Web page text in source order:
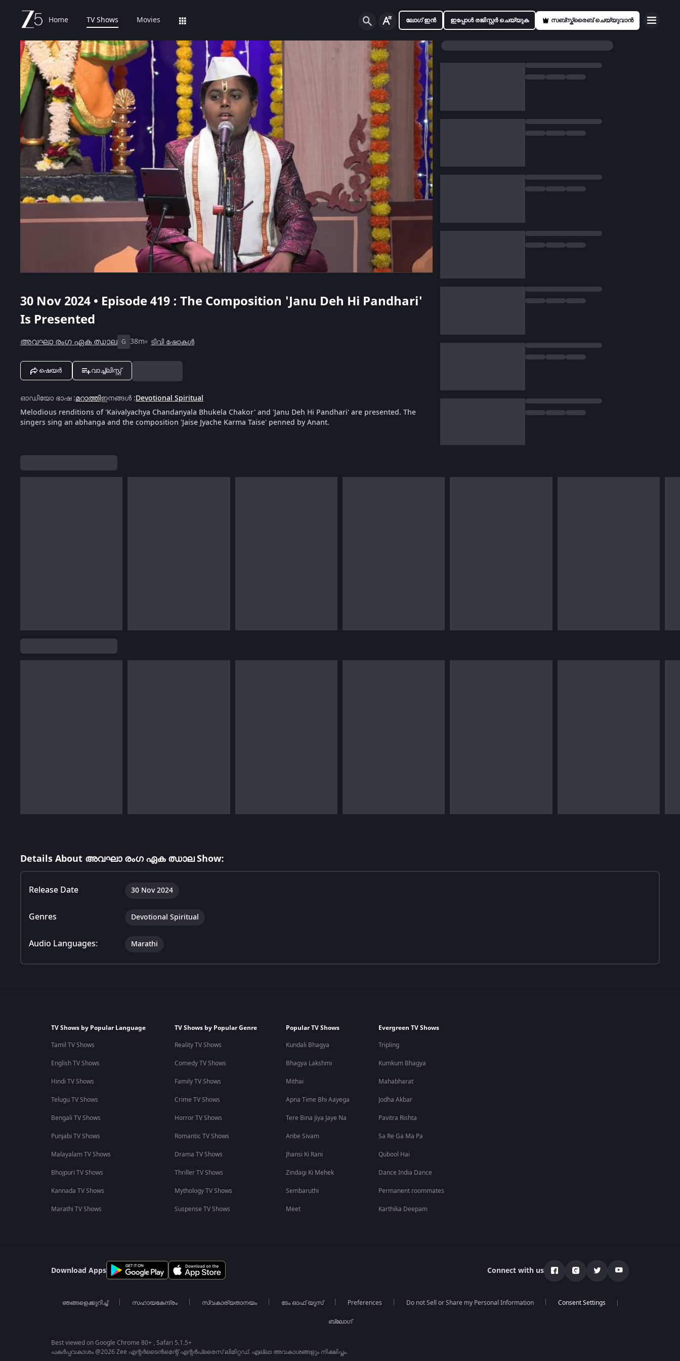
Home TV Shows Movies ലോഗ് ഇൻ ഇപ്പോൾ രജിസ്റ്റർ ചെയ്യുക സബ്സ്ക്രൈബ് ചെയ്യുവാൻ
30 Nov 2024 • Episode 419 : The Composition 'Janu Deh Hi Pandhari'
Is Presented
അവഘാ രംഗ ഏക ഝാല G 38m ടിവി ഷോകൾ
ഷെയർ വാച്ച്ലിസ്റ്റ്
ഓഡിയോ ഭാഷ:മറാത്തിഇനങ്ങൾ :Devotional Spiritual
Melodious renditions of 'Kaivalyachya Chandanyala Bhukela Chakor' and 'Janu Deh Hi Pandhari' are presented. The
singers sing an abhanga and the composition 'Jaise Jyache Karma Taise' penned by Anant.
Details About അവഘാ രംഗ ഏക ഝാല Show:
Release Date 30 Nov 2024
Genres Devotional Spiritual
Audio Languages: Marathi
TV Shows by Popular Language
Tamil TV Shows
English TV Shows
Hindi TV Shows
Telugu TV Shows
Bengali TV Shows
Punjabi TV Shows
Malayalam TV Shows
Bhojpuri TV Shows
Kannada TV Shows
Marathi TV Shows
TV Shows by Popular Genre
Reality TV Shows
Comedy TV Shows
Family TV Shows
Crime TV Shows
Horror TV Shows
Romantic TV Shows
Drama TV Shows
Thriller TV Shows
Mythology TV Shows
Suspense TV Shows
Popular TV Shows
Kundali Bhagya
Bhagya Lakshmi
Mithai
Apna Time Bhi Aayega
Tere Bina Jiya Jaye Na
Anbe Sivam
Jhansi Ki Rani
Zindagi Ki Mehek
Sembaruthi
Meet
Evergreen TV Shows
Tripling
Kumkum Bhagya
Mahabharat
Jodha Akbar
Pavitra Rishta
Sa Re Ga Ma Pa
Qubool Hai
Dance India Dance
Permanent roommates
Karthika Deepam
Download Apps Connect with us
ഞങ്ങളെക്കുറിച്ച് സഹായകേന്ദ്രം സ്വകാര്യതാനയം ടേം ഓഫ് യൂസ് Preferences Do not Sell or Share my Personal Information
ബ്ലോഗ്
Best viewed on Google Chrome 80+ , Safari 5.1.5+
പകർപ്പവകാശം @2026 Zee എന്റർടൈൻമെന്റ് എന്റർപ്രൈസ് ലിമിറ്റഡ്. എല്ലാ അവകാശങ്ങളും നിക്ഷിപ്തം.